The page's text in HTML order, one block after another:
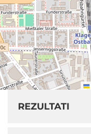
REZULTATI